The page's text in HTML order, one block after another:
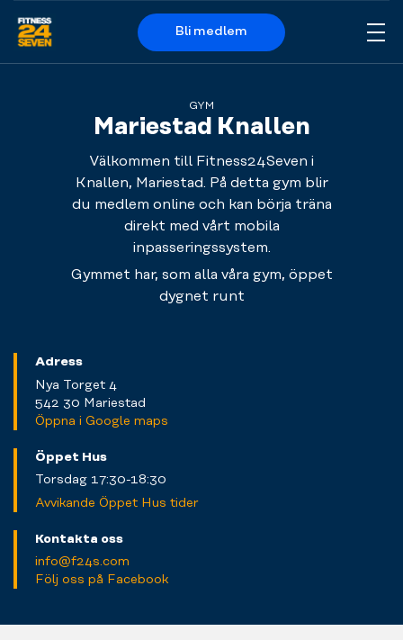
Logo
Bli medlem
GYM
Mariestad Knallen
Välkommen till Fitness24Seven i
Knallen, Mariestad. På detta gym blir
du medlem online och kan börja träna
direkt med vårt mobila
inpasseringssystem.
Gymmet har, som alla våra gym, öppet
dygnet runt
Adress
Nya Torget 4
542 30 Mariestad
Öppna i Google maps
Öppet Hus
Torsdag 17:30-18:30
Avvikande Öppet Hus tider
Kontakta oss
info@f24s.com
Följ oss på Facebook